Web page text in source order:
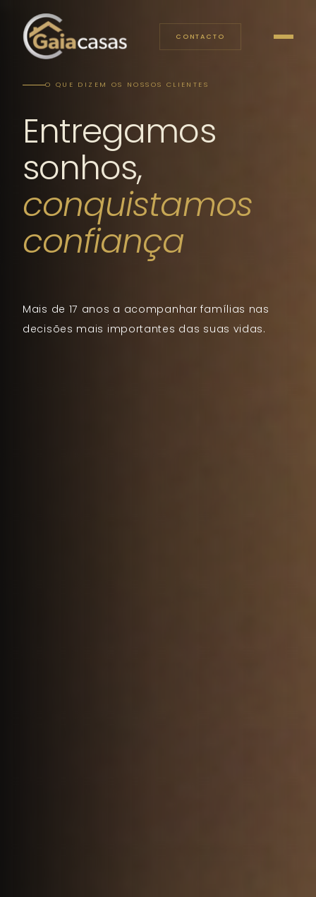
CONTACTO
O QUE DIZEM OS NOSSOS CLIENTES
Entregamos
sonhos,
conquistamos
confiança
Mais de 17 anos a acompanhar famílias nas
decisões mais importantes das suas vidas.